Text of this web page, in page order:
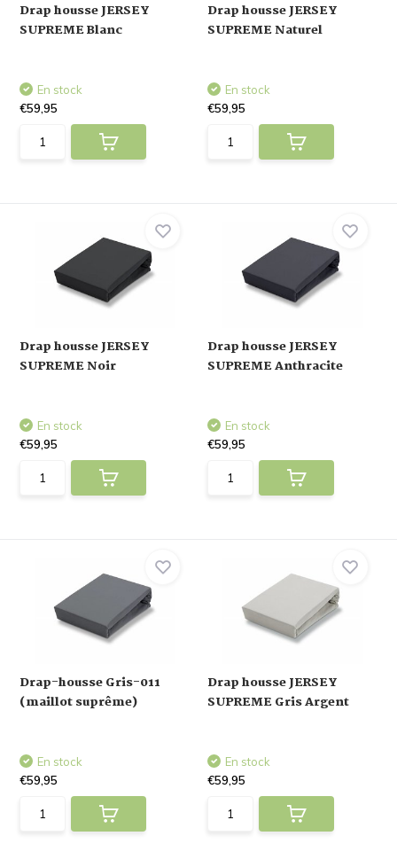
Drap housse JERSEY
SUPREME Blanc
En stock
€59,95
Drap housse JERSEY
SUPREME Naturel
En stock
€59,95
Drap housse JERSEY
SUPREME Noir
En stock
€59,95
Drap housse JERSEY
SUPREME Anthracite
En stock
€59,95
Drap-housse Gris-011
(maillot suprême)
En stock
€59,95
Drap housse JERSEY
SUPREME Gris Argent
En stock
€59,95